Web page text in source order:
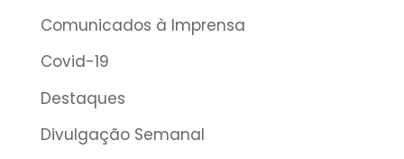
Comunicados à Imprensa
Covid-19
Destaques
Divulgação Semanal